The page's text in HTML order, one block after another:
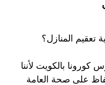
المنازل؟
بالكويت لأننا
على صحة العامة